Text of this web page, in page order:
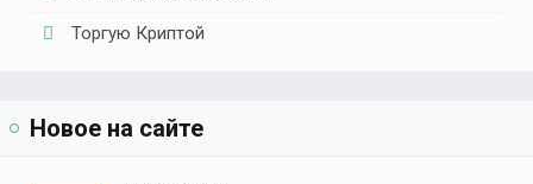
Торгую Криптой
Новое на сайте